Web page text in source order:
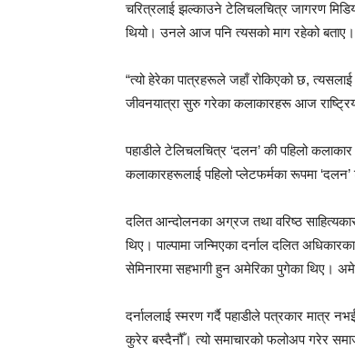
चरित्रलाई झल्काउने टेलिचलचित्र जागरण
थियो। उनले आज पनि त्यसको माग रहेको बताए।
“त्यो हेरेका पात्रहरूले जहाँ रोकिएको छ,
जीवनयात्रा सुरु गरेका कलाकारहरू आज
पहाडीले टेलिचलचित्र ‘दलन’ की पहिलो
कलाकारहरूलाई पहिलो प्लेटफर्मका रूपमा
दलित आन्दोलनका अग्रज तथा वरिष्ठ
थिए। पाल्पामा जन्मिएका दर्नाल दलित
सेमिनारमा सहभागी हुन अमेरिका पुगेका थिए।
दर्नाललाई स्मरण गर्दै पहाडीले पत्रकार मात्र
कुरेर बस्दैनौँ। त्यो समाचारको फलोअप गरेर